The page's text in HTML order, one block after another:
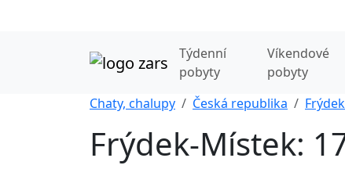
Týdenní
pobyty
Víkendové
pobyty
Chaty, chalupy Česká republika
Frýdek-Místek: